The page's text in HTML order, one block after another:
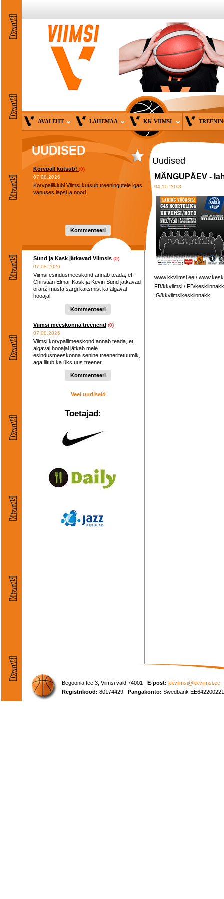
AVALEHT LAHEMAA KK VIIMSI
UUDISED
Korvpall kutsub! (0)
07.08.2026
Korvpalliklubi Viimsi kutsub treeningutele igas
vanuses lapsi ja noori.
Kommenteeri
Sünd ja Kask jätkavad Viimsis (0)
07.08.2026
Viimsi esindusmeeskond annab teada, et
Christian Elmar Kask ja Kevin Sünd jätkavad
oranž-musta särgi kaitsmist ka algaval
hooajal.
Kommenteeri
Viimsi meeskonna treenerid (0)
07.08.2026
Viimsi korvpallimeeskond annab teada, et
algaval hooajal jätkab meie
esindusmeeskonna senine treeneritetuumik,
aga liitub ka üks uus treener.
Kommenteeri
Veel uudiseid
Toetajad:
Uudised
MÄNGUPÄEV -
04.10.2018
www.kkviimsi.ee /
FB/kkviimsi / FB/kesklinnakk
IG/kkviimsikesklinnakk
Begoonia tee 3, Viimsi vald 74001 E-post: kkviimsi@kkviimsi.ee
Registrikood: 80174429 Pangakonto: Swedbank